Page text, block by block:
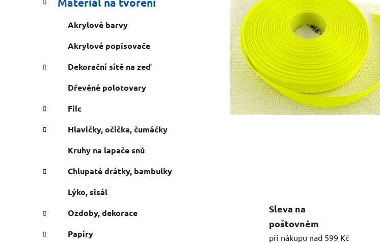
n
a
e
e
e
Akrylové barvy
Akrylové popisovače
Dekorační sítě na zeď
Dřevěné polotovary
Filc
Hlavičky, očička, čumáčky
Kruhy na lapače snů
Chlupaté drátky, bambulky
Lýko, sisál
Ozdoby, dekorace
Papíry
Sleva na
poštovném
při nákupu nad 599 Kč